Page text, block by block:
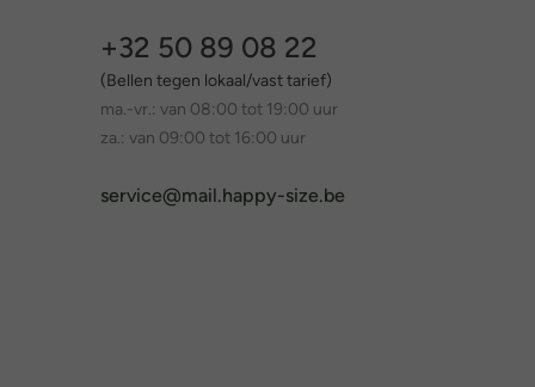
+32 50 89 08 22
(Bellen tegen lokaal/vast tarief)
ma.-vr.: van 08:00 tot 19:00 uur
za.: van 09:00 tot 16:00 uur
service@mail.happy-size.be